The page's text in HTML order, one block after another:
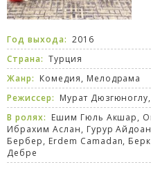
Год выхода: 2016
Страна: Турция
Жанр: Комедия, Мелодрама
Режиссер: Мурат
В ролях: Ешим Гюль Акшар,
Ибрахим Аслан, Гурур
Бербер, Erdem Camadan,
Дебре